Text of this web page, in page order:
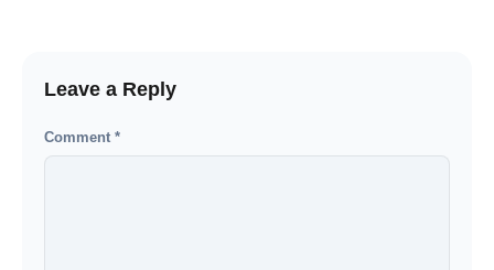
Leave a Reply
Comment *